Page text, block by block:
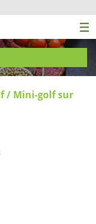
/ Mini-golf sur